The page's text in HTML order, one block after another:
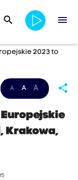
search menu
2023 to
A A A share
Krakowa,